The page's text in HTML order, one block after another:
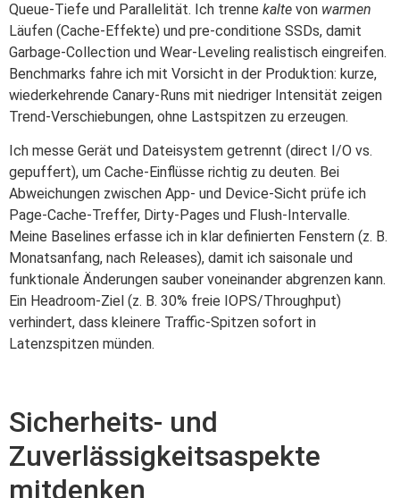
Queue‑Tiefe und Parallelität. Ich trenne kalte von warmen
Läufen (Cache‑Effekte) und pre‑conditione SSDs, damit
Garbage‑Collection und Wear‑Leveling realistisch eingreifen.
Benchmarks fahre ich mit Vorsicht in der Produktion: kurze,
wiederkehrende Canary‑Runs mit niedriger Intensität zeigen
Trend‑Verschiebungen, ohne Lastspitzen zu erzeugen.
Ich messe Gerät und Dateisystem getrennt (direct I/O vs.
gepuffert), um Cache‑Einflüsse richtig zu deuten. Bei
Abweichungen zwischen App‑ und Device‑Sicht prüfe ich
Page‑Cache‑Treffer, Dirty‑Pages und Flush‑Intervalle.
Meine Baselines erfasse ich in klar definierten Fenstern (z. B.
Monatsanfang, nach Releases), damit ich saisonale und
funktionale Änderungen sauber voneinander abgrenzen kann.
Ein Headroom‑Ziel (z. B. 30% freie IOPS/Throughput)
verhindert, dass kleinere Traffic‑Spitzen sofort in
Latenzspitzen münden.
Sicherheits- und
Zuverlässigkeitsaspekte
mitdenken